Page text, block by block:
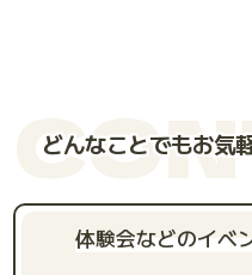
どんなことでもお気
体験会などのイベ